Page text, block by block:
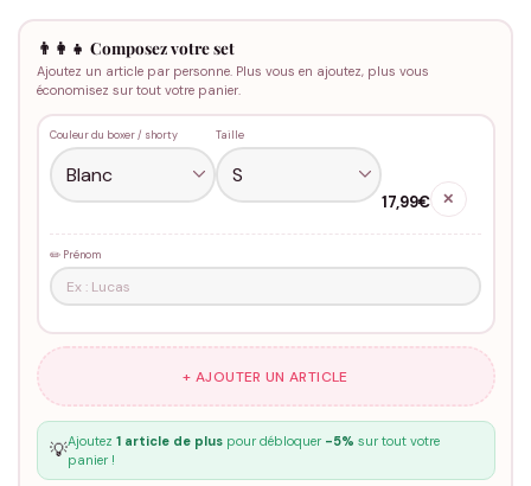
👨‍👩‍👧 Composez votre set
Ajoutez un article par personne. Plus vous en ajoutez, plus vous
économisez sur tout votre panier.
Couleur du boxer / shorty Taille
17,99€ ✕
✏️ Prénom
+ AJOUTER UN ARTICLE
💡Ajoutez 1 article de pluspour débloquer -5% sur tout votre
panier !